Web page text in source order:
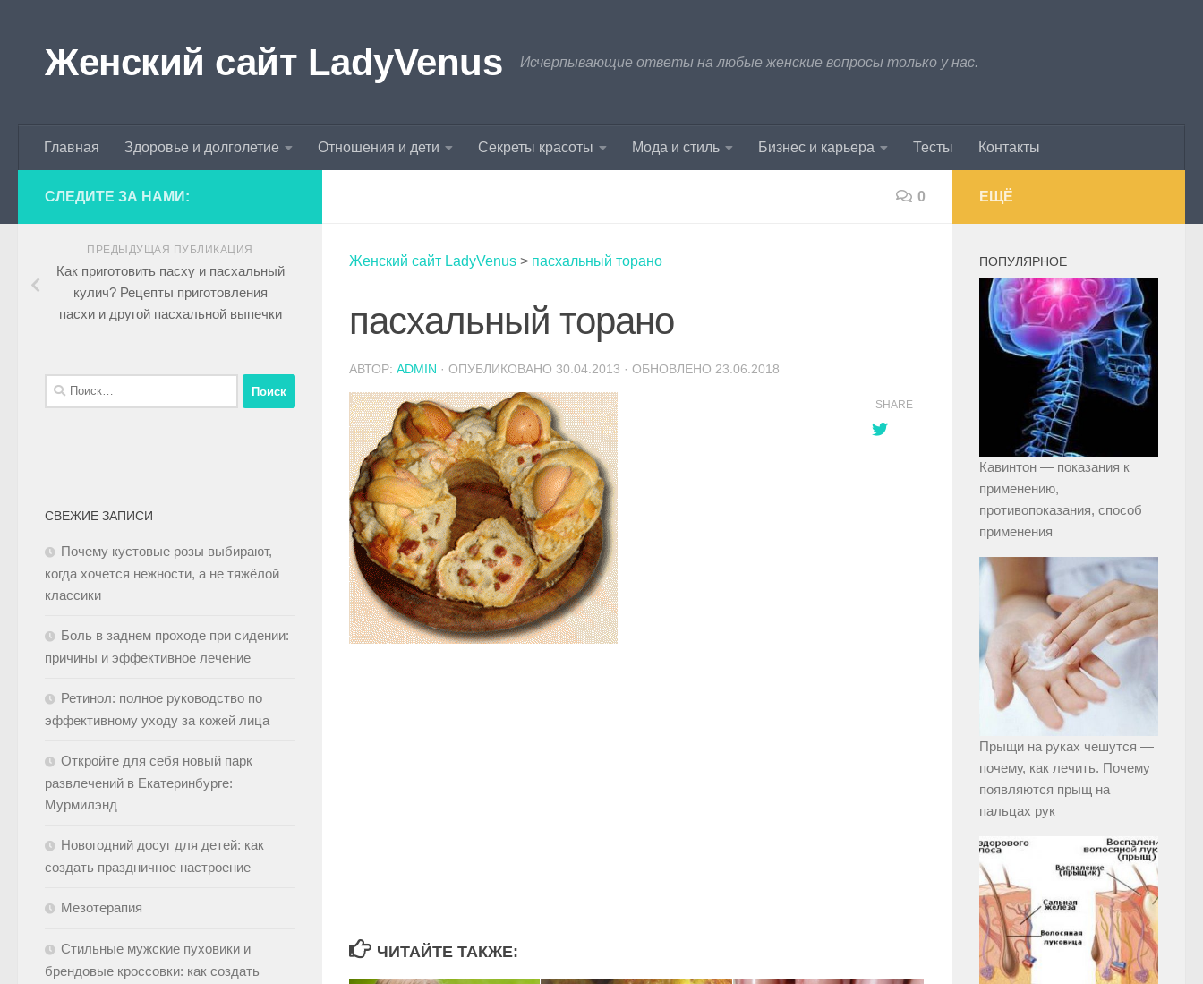
Женский сайт LadyVenus Исчерпывающие ответы на любые женские вопросы только у нас.
Главная Здоровье и долголетие Отношения и дети Секреты красоты Мода и стиль Бизнес и карьера Тесты Контакты
0
Женский сайт LadyVenus > пасхальный торано
пасхальный торано
АВТОР: ADMIN · ОПУБЛИКОВАНО 30.04.2013 · ОБНОВЛЕНО 23.06.2018
SHARE
ЧИТАЙТЕ ТАКЖЕ:
СЛЕДИТЕ ЗА НАМИ:
ПРЕДЫДУЩАЯ ПУБЛИКАЦИЯ
Как приготовить пасху и пасхальный
кулич? Рецепты приготовления
пасхи и другой пасхальной выпечки
СВЕЖИЕ ЗАПИСИ
Почему кустовые розы выбирают,
когда хочется нежности, а не тяжёлой
классики
Боль в заднем проходе при сидении:
причины и эффективное лечение
Ретинол: полное руководство по
эффективному уходу за кожей лица
Откройте для себя новый парк
развлечений в Екатеринбурге:
Мурмилэнд
Новогодний досуг для детей: как
создать праздничное настроение
Мезотерапия
Стильные мужские пуховики и
брендовые кроссовки: как создать
ЕЩЁ
ПОПУЛЯРНОЕ
Кавинтон — показания к
применению,
противопоказания, способ
применения
Прыщи на руках чешутся —
почему, как лечить. Почему
появляются прыщ на
пальцах рук